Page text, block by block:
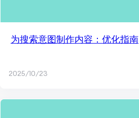
为搜索意图制作内容：优化指南
2025/10/23